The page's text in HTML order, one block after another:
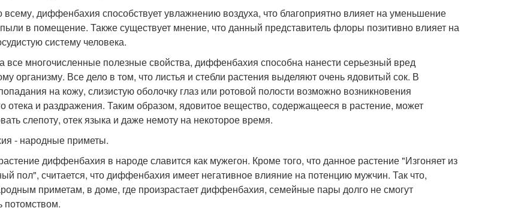
всему, диффенбахия способствует увлажнению воздуха, что благоприятно влияет на уменьшение
в помещение. Также существует мнение, что данный представитель флоры позитивно влияет на
систему человека.
все многочисленные полезные свойства, диффенбахия способна нанести серьезный вред
организму. Все дело в том, что листья и стебли растения выделяют очень ядовитый сок. В
на кожу, слизистую оболочку глаз или ротовой полости возможно возникновения
отека и раздражения. Таким образом, ядовитое вещество, содержащееся в растение, может
слепоту, отек языка и даже немоту на некоторое время.
- народные приметы.
диффенбахия в народе славится как мужегон. Кроме того, что данное растение "Изгоняет из
пол", считается, что диффенбахия имеет негативное влияние на потенцию мужчин. Так что,
приметам, в доме, где произрастает диффенбахия, семейные пары долго не смогут
потомством.